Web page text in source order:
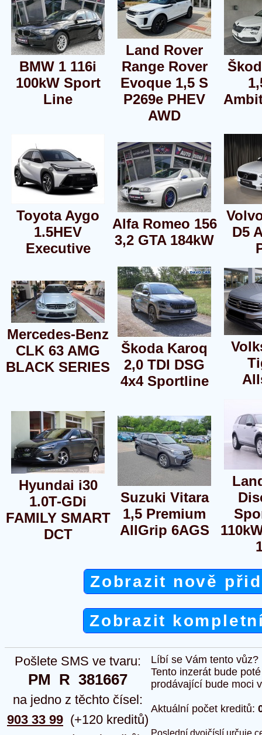
BMW 1 116i
100kW Sport
Line
Land Rover
Range Rover
Evoque 1,5 S
P269e PHEV
AWD
Toyota Aygo
1.5HEV
Executive
Alfa Romeo 156
3,2 GTA 184kW
D5
Mercedes-Benz
CLK 63 AMG
BLACK SERIES
Škoda Karoq
2,0 TDI DSG
4x4 Sportline
Hyundai i30
1.0T-GDi
FAMILY SMART
DCT
Suzuki Vitara
1,5 Premium
AllGrip 6AGS
Zobrazit nově
Zobrazit
Pošlete SMS ve tvaru:
PM  R  381667
na jedno z těchto čísel:
903 33 99 (+120 kreditů)
Líbí se Vám tento
Tento inzerát bude
prodávající bude moci
Aktuální počet kreditů:
Poslední dvojčíslí určuje